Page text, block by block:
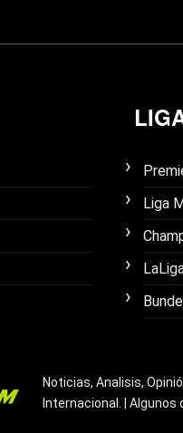
Liga
Noticias, Analisis,
Internacional. | Algunos